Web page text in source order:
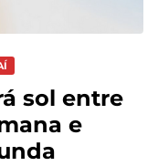
sol entre
e